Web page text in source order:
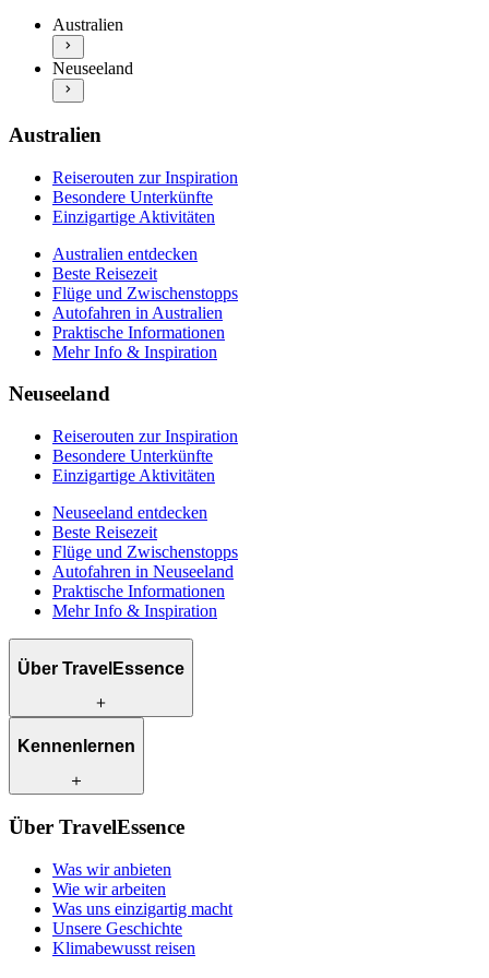
Flüge und Zwischenstopps
Autofahren in Australien
Praktische Informationen
Mehr Info & Inspiration
Einzigartige Aktivitäten
Neuseeland entdecken
Beste Reisezeit
Flüge und Zwischenstopps
Praktische Informationen
Australien
Neuseeland
Australien
Reiserouten zur Inspiration
Besondere Unterkünfte
Einzigartige Aktivitäten
Australien entdecken
Beste Reisezeit
Flüge und Zwischenstopps
Autofahren in Australien
Praktische Informationen
Mehr Info & Inspiration
Neuseeland
Reiserouten zur Inspiration
Besondere Unterkünfte
Einzigartige Aktivitäten
Neuseeland entdecken
Beste Reisezeit
Flüge und Zwischenstopps
Autofahren in Neuseeland
Praktische Informationen
Mehr Info & Inspiration
Über TravelEssence
Was wir anbieten
Was uns einzigartig macht
Klimabewusst reisen
Kontakt
Karriere
Kennenlernen
Unsere Reiseexperten
Unsere Kunden
Über TravelEssence
Was wir anbieten
Wie wir arbeiten
Was uns einzigartig macht
Unsere Geschichte
Klimabewusst reisen